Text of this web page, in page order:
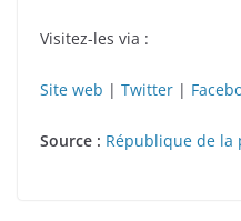
Visitez-les via :
Site web | Twitter |
Source : République de la